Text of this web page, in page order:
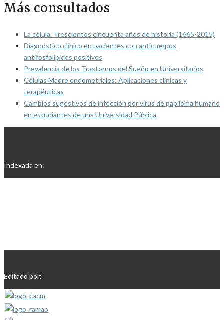
Más consultados
La célula. Trescientos cincuenta años de historia (1665-2015)
Diagnóstico clínico en pacientes con anticuerpos
antifosfolípidos positivos
Prevalencia de los Trastornos del Sueño en Universitarios
Células Madre endometriales: Aplicaciones clínicas y
terapéuticas
Cambios sugestivos de infección por virus de papiloma humano
en estudiantes de una Universidad Pública
Indexada en:
Editado por: